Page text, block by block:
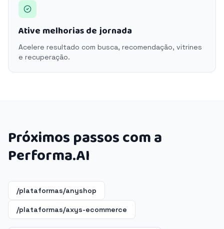
Ative melhorias de jornada
Acelere resultado com busca, recomendação, vitrines
e recuperação.
Próximos passos com a
Performa.AI
/plataformas/anyshop
/plataformas/axys-ecommerce